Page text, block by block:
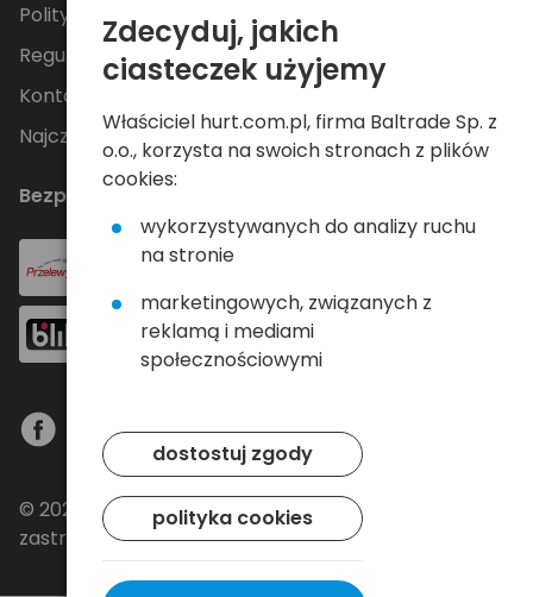
Polityka Prywatności
Regulamin
Kontakt
Najczęściej zadawane pytania
Bezpieczne płatności
© 2024 Baltrade sp. z o.o. - Wszelkie prawa
zastrzeżone.
Zdecyduj, jakich
ciasteczek użyjemy
Właściciel hurt.com.pl, firma Baltrade Sp. z
o.o., korzysta na swoich stronach z plików
cookies:
wykorzystywanych do analizy ruchu
na stronie
marketingowych, związanych z
reklamą i mediami
społecznościowymi
dostostuj zgody
polityka cookies